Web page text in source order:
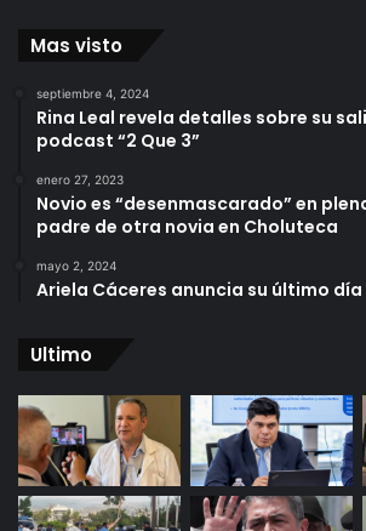
Mas visto
septiembre 4, 2024
Rina Leal revela detalles sobre su
podcast “2 Que 3”
enero 27, 2023
Novio es “desenmascarado” en
padre de otra novia en Choluteca
mayo 2, 2024
Ariela Cáceres anuncia su último día
Ultimo